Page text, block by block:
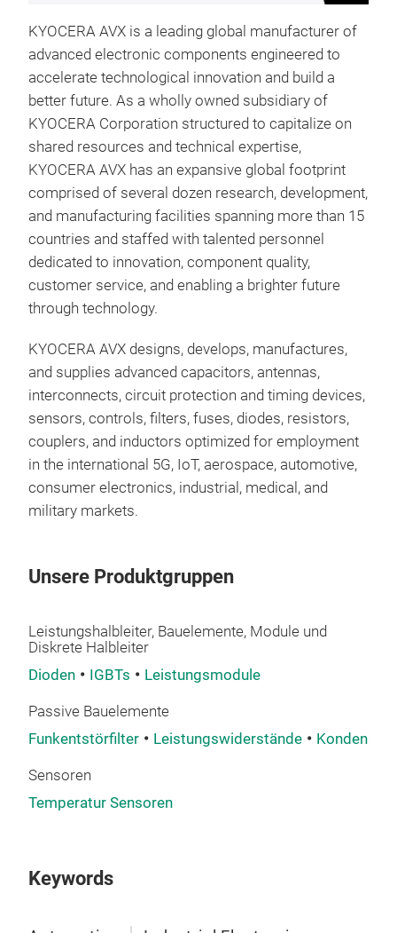
KYOCERA AVX is a leading global manufacturer of
advanced electronic components engineered to
accelerate technological innovation and build a
better future. As a wholly owned subsidiary of
KYOCERA Corporation structured to capitalize on
shared resources and technical expertise,
KYOCERA AVX has an expansive global footprint
comprised of several dozen research, development,
and manufacturing facilities spanning more than 15
countries and staffed with talented personnel
dedicated to innovation, component quality,
customer service, and enabling a brighter future
through technology.
KYOCERA AVX designs, develops, manufactures,
and supplies advanced capacitors, antennas,
interconnects, circuit protection and timing devices,
sensors, controls, filters, fuses, diodes, resistors,
couplers, and inductors optimized for employment
in the international 5G, IoT, aerospace, automotive,
consumer electronics, industrial, medical, and
military markets.
Unsere Produktgruppen
Leistungshalbleiter, Bauelemente, Module und
Diskrete Halbleiter
Dioden
IGBTs Leistungsmodule
Passive Bauelemente
Funkentstörfilter
Leistungswiderstände
Sensoren
Temperatur Sensoren
Keywords